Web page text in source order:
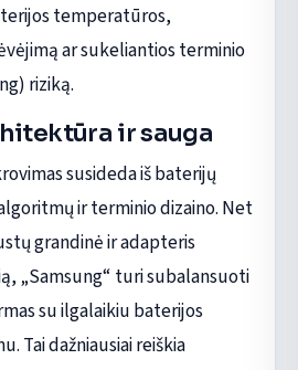
temperatūros,
ar sukeliantios terminio
riziką.
ir sauga
susideda iš baterijų
ir terminio dizaino. Net
grandinė ir adapteris
„Samsung“ turi subalansuoti
su ilgalaikiu baterijos
Tai dažniausiai reiškia